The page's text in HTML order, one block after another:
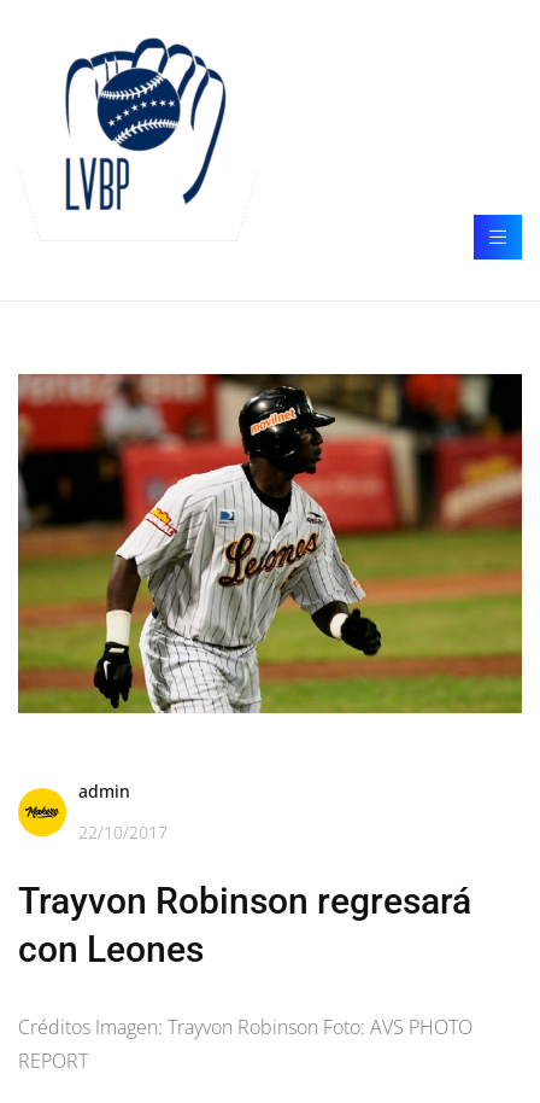
admin
22/10/2017
Trayvon Robinson regresará
con Leones
Créditos Imagen: Trayvon Robinson Foto: AVS PHOTO
REPORT